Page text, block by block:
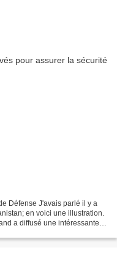
Défense J'avais parlé il y a
en voici une illustration.
a diffusé une intéressante